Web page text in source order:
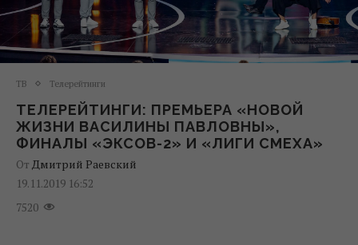
ТВ Телерейтинги
ТЕЛЕРЕЙТИНГИ: ПРЕМЬЕРА «НОВОЙ
ЖИЗНИ ВАСИЛИНЫ ПАВЛОВНЫ»,
ФИНАЛЫ «ЭКСОВ-2» И «ЛИГИ СМЕХА»
От Дмитрий Раевский
19.11.2019 16:52
7520